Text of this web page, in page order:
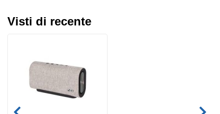
Visti di recente